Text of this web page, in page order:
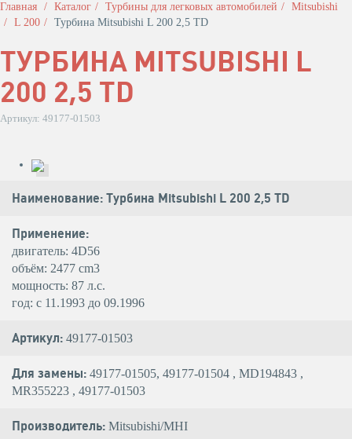
Главная Каталог Турбины для легковых автомобилей
Mitsubishi
L 200
Турбина Mitsubishi L 200 2,5 TD
ТУРБИНА MITSUBISHI L
200 2,5 TD
Артикул: 49177-01503
Наименование: Турбина Mitsubishi L 200 2,5 TD
Применение:
двигатель: 4D56
объём: 2477 cm3
мощность: 87 л.с.
год: с 11.1993 до 09.1996
Артикул: 49177-01503
Для замены: 49177-01505, 49177-01504 , MD194843 ,
MR355223 , 49177-01503
Производитель: Mitsubishi/MHI